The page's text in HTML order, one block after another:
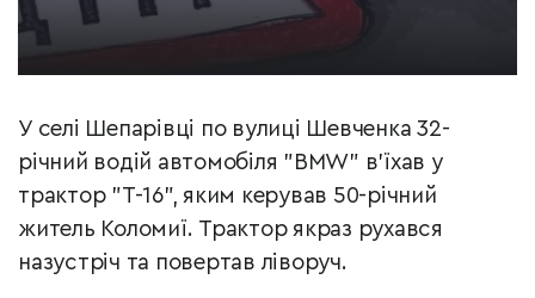
У селі Шепарівці по вулиці Шевченка 32-
річний водій автомобіля "BMW" в’їхав у
трактор "Т-16", яким керував 50-річний
житель Коломиї. Трактор якраз рухався
назустріч та повертав ліворуч.